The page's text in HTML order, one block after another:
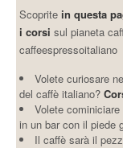
Scopritein questa
i corsi sul pianeta
caffeespressoitaliano
Volete curiosare
del caffè italiano?
Volete
in un bar con il piede
Il caffè sarà il